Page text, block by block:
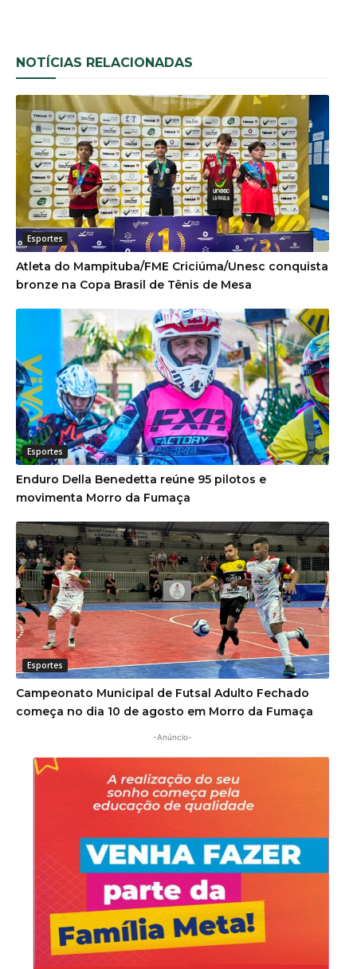
NOTÍCIAS RELACIONADAS
Esportes
Atleta do Mampituba/FME Criciúma/Unesc conquista
bronze na Copa Brasil de Tênis de Mesa
Esportes
Enduro Della Benedetta reúne 95 pilotos e
movimenta Morro da Fumaça
Esportes
Campeonato Municipal de Futsal Adulto Fechado
começa no dia 10 de agosto em Morro da Fumaça
-Anúncio-